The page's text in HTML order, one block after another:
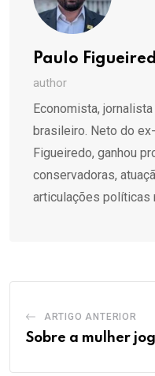
Paulo
author
Economista,
brasileiro. Neto do
Figueiredo, ganhou
conservadoras,
articulações políticas
ARTIGO ANTERIOR
Sobre a mulher